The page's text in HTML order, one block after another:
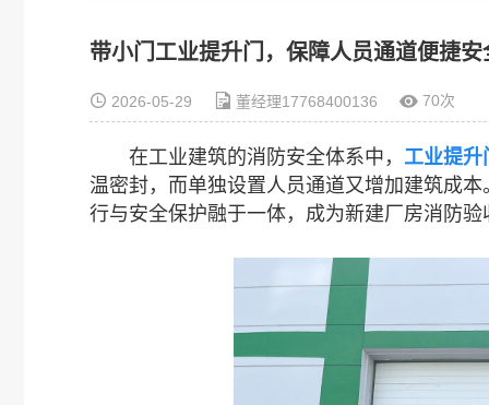
带小门工业提升门，保障人员通道便捷安
2026-05-29 董经理17768400136 70次
在工业建筑的消防安全体系中， 工业提升
温密封，而单独设置人员通道又增加建筑成
行与安全保护融于一体，成为新建厂房消防